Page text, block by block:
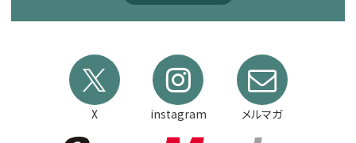
X instagram メルマガ